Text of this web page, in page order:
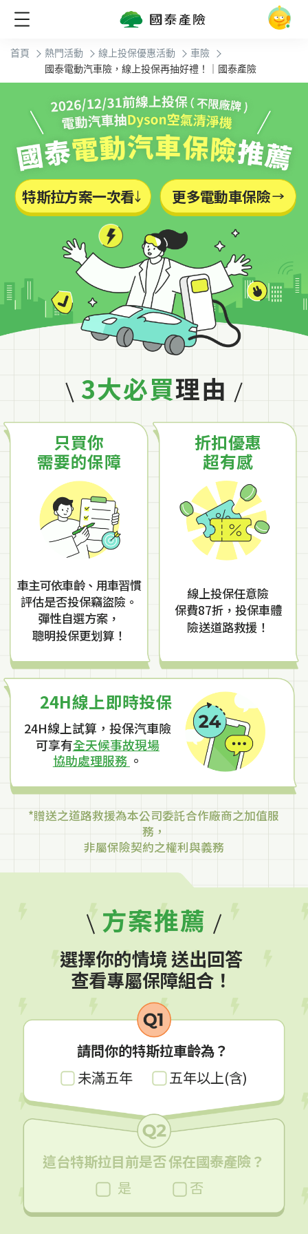
首頁 熱門活動 線上投保優惠活動
車險
國泰電動汽車險，線上投保再抽好禮！｜國泰產險
特斯拉方案一次看 更多電動車保險
只買你
需要的保障
車主可依車齡、用車習慣
評估是否投保竊盜險。
彈性自選方案，
聰明投保更划算！
折扣優惠
超有感
線上投保任意險
保費87折， 投保車體
險送道路救援！
24H線上即時投保
24H線上試算，投保汽車險
可享有全天候事故現場
協助處理服務 。
3大必買理由
*贈送之道路救援為本公司委託合作廠商之加值服
務，
非屬保險契約之權利與義務
方案推薦
選擇你的情境 送出回答
查看專屬保障組合！
請問你的特斯拉車齡為？
未滿五年
五年以上(含)
這台特斯拉目前是否保在國泰產險？
是
否